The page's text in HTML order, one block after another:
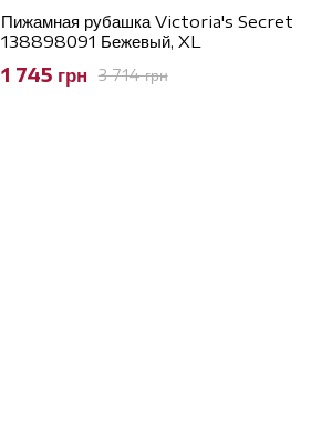
Пижамная рубашка Victoria's Secret
138898091 Бежевый, XL
3 714 грн
1 745 грн